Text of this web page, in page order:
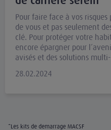
Pour faire face à vos
de vous et pas seulement
clé. Pour protéger votre
encore épargner pour
avisés et des solutions
28.02.2024
*Les kits de démarrage MACSF